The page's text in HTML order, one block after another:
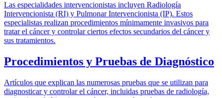
Las especialidades intervencionistas incluyen Radiología
Intervencionista (RI) y Pulmonar Intervencionista (IP). Estos
especialistas realizan procedimientos mínimamente invasivos para
tratar el cáncer y controlar ciertos efectos secundarios del cáncer y
sus tratamientos.
Procedimientos y Pruebas de Diagnóstico
Artículos que explican las numerosas pruebas que se utilizan para
diagnosticar y controlar el cáncer, incluidas pruebas de radiología,